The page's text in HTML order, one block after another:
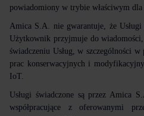
powiadomiony w trybie właściwym
Amica S.A. nie gwarantuje, że Usługi
Użytkownik przyjmuje do
świadczeniu Usług, w szczególności
prac konserwacyjnych i
IoT.
Usługi świadczone są przez Amica
współpracujące z oferowanymi